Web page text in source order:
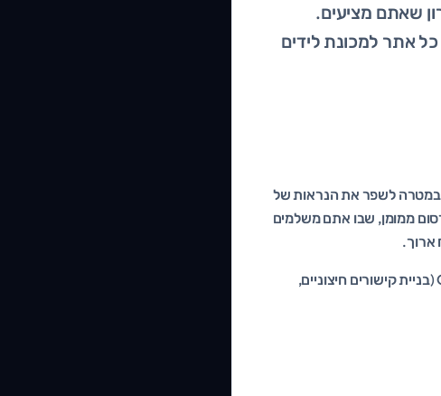
שאתם מציעים.
אתר למכונת לידים
במטרה לשפר את הנראות של
ממומן, שבו אתם משלמים
התהליך כולל אופטימיזציית On-Page (תוכן, מבנה, חווית משתמש), אופטימיזציית Off-Page (בניית קישורים חיצוניים,